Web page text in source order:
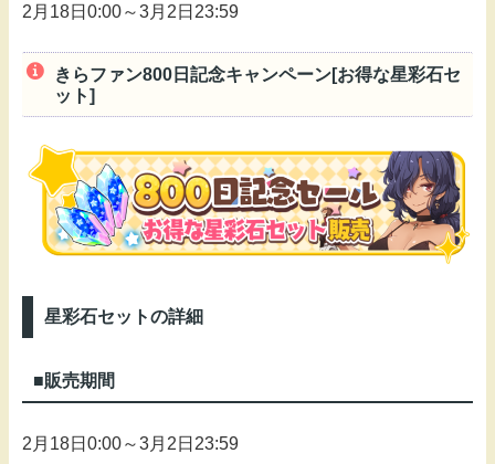
2月18日0:00～3月2日23:59
きらファン800日記念キャンペーン[お得な星彩石セ
ット]
星彩石セットの詳細
■販売期間
2月18日0:00～3月2日23:59